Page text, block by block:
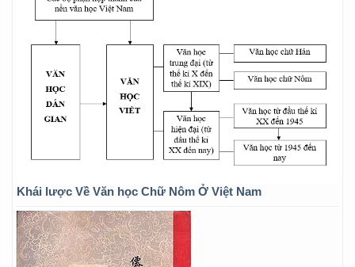
Khái lược Về Văn học Chữ Nôm Ở Việt Nam